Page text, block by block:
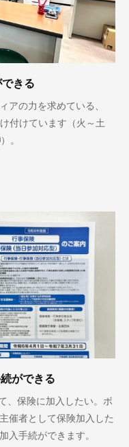
きる
アの力を求めている、
付けています（火～土
。
ができる
、保険に加入したい。ボ
催者として保険加入した
入手続ができます。